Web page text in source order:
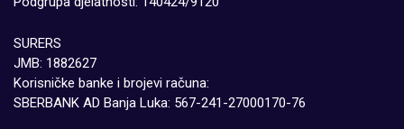
SURERS
JMB: 1882627
Korisničke banke i brojevi računa:
SBERBANK AD Banja Luka: 567-241-27000170-76